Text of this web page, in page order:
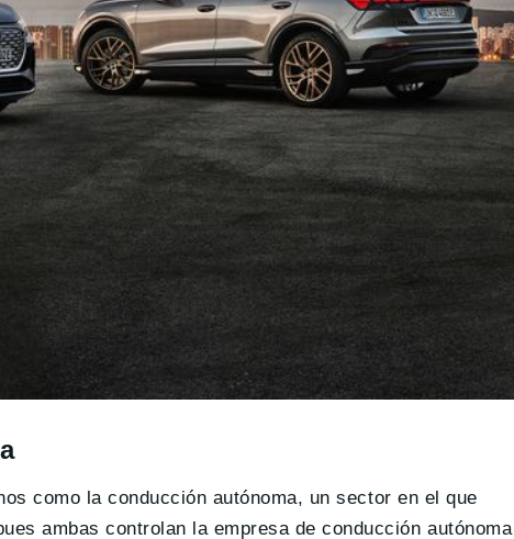
como la conducción autónoma, un sector en el que
ambas controlan la empresa de conducción autónoma